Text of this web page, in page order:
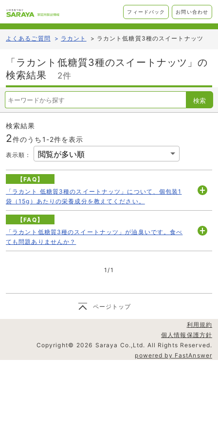
フィードバック お問い合わせ
よくあるご質問 > ラカント > ラカント低糖質3種のスイートナッツ
「ラカント低糖質3種のスイートナッツ」の
検索結果
2件
検索
検索結果
2件のうち1-2件を表示
表示順 ：
【FAQ】
「ラカント 低糖質3種のスイートナッツ」について、個包装1
袋（15g）あたりの栄養成分を教えてください。
く
【FAQ】
「ラカント低糖質3種のスイートナッツ」が油臭いです。食べ
ても問題ありませんか？
く
1 /1
ページトップ
利用規約
個人情報保護方針
Copyright© 2026 Saraya Co.,Ltd. All Rights Reserved.
powered by FastAnswer